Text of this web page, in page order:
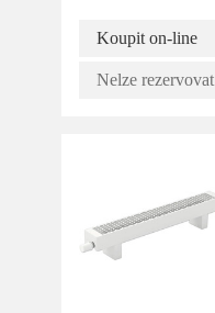
Koupit on-line
Nelze rezervovat